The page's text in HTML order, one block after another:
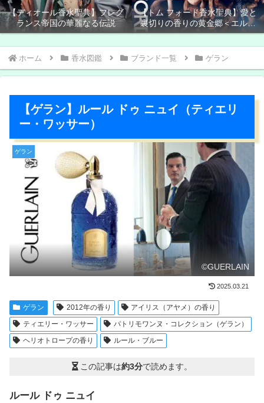
【ディオール香水聖典】フレグ
ランス帝国の華麗なる伝説
【トム フォード香水聖典】愛と
裏切りの香りの黄金郷＜エルド
ラド＞
ホーム 香水図鑑 ブランド一覧 ゲラン
【ゲラン】ルール ドゥ ニュイ（ティエリ
ー・ワッサー）
ゲラン
©GUERLAIN
2025.03.21
ゲラン 2012年の香り
アイリス（アヤメ）の香り
ティエリー・ワッサー
パトリモワンヌ・コレクション（ゲラン）
ヘリオトロープの香り
ルール・ブルー
この記事は約3分で読めます。
ルール ドゥ ニュイ